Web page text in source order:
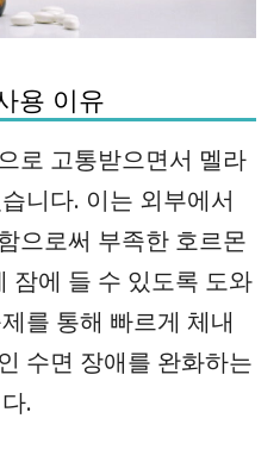
용 이유
로 고통받으면서 멜라
니다. 이는 외부에서
으로써 부족한 호르몬
잠에 들 수 있도록 도와
를 통해 빠르게 체내
수면 장애를 완화하는
.